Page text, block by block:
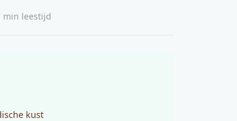
min leestijd
kust